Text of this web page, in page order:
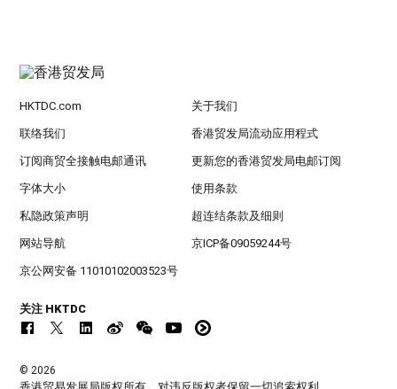
HKTDC.com 关于我们
联络我们 香港贸发局流动应用程式
订阅商贸全接触电邮通讯 更新您的香港贸发局电邮订阅
字体大小 使用条款
私隐政策声明 超连结条款及细则
网站导航 京ICP备09059244号
京公网安备 11010102003523号
关注 HKTDC
© 2026